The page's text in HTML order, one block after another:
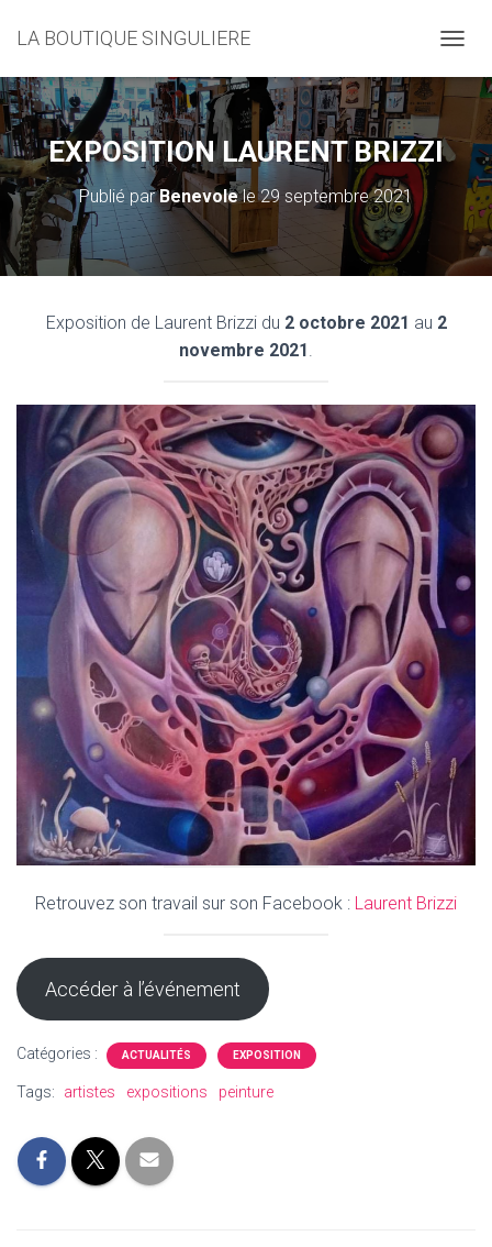
LA BOUTIQUE SINGULIERE
É
P
I
E
A
O
N
EXPOSITION LAURENT BRIZZI
Publié parBenevolele29 septembre 2021
Exposition de Laurent Brizzi du 2 octobre 2021 au 2
novembre 2021.
Retrouvez son travail sur son Facebook : Laurent Brizzi
Accéder à l’événement
Catégories : ACTUALITÉS EXPOSITION
Tags: artistes expositions peinture